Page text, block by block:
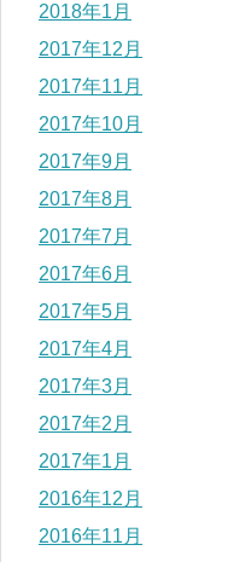
2018年1月
2017年12月
2017年11月
2017年10月
2017年9月
2017年8月
2017年7月
2017年6月
2017年5月
2017年4月
2017年3月
2017年2月
2017年1月
2016年12月
2016年11月